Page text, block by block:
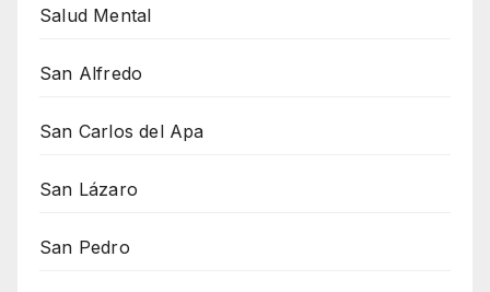
Salud Mental
San Alfredo
San Carlos del Apa
San Lázaro
San Pedro